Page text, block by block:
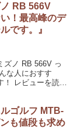
ノ RB 566V
！最高峰のデ
です。』
ズノ RB 566V っ
な人におすす
！ レビューを読ん
ルゴルフ MTB-
も値段も求め